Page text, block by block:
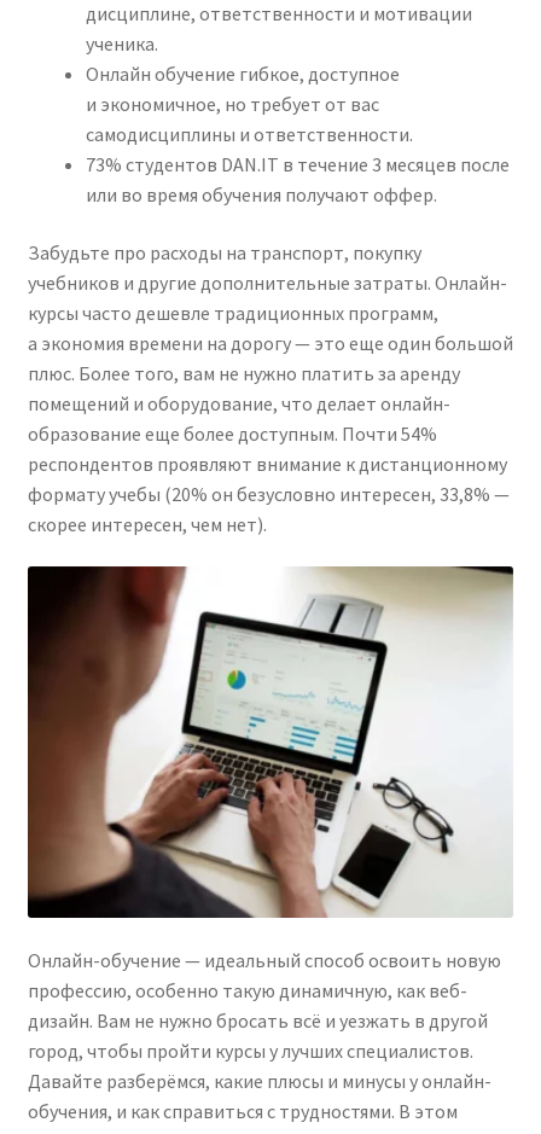
дисциплине, ответственности и мотивации
ученика.
Онлайн обучение гибкое, доступное
и экономичное, но требует от вас
самодисциплины и ответственности.
73% студентов DAN.IT в течение 3 месяцев после
или во время обучения получают оффер.
Забудьте про расходы на транспорт, покупку
учебников и другие дополнительные затраты. Онлайн-
курсы часто дешевле традиционных программ,
а экономия времени на дорогу — это еще один большой
плюс. Более того, вам не нужно платить за аренду
помещений и оборудование, что делает онлайн-
образование еще более доступным. Почти 54%
респондентов проявляют внимание к дистанционному
формату учебы (20% он безусловно интересен, 33,8% —
скорее интересен, чем нет).
Онлайн-обучение — идеальный способ освоить новую
профессию, особенно такую динамичную, как веб-
дизайн. Вам не нужно бросать всё и уезжать в другой
город, чтобы пройти курсы у лучших специалистов.
Давайте разберёмся, какие плюсы и минусы у онлайн-
обучения, и как справиться с трудностями. В этом